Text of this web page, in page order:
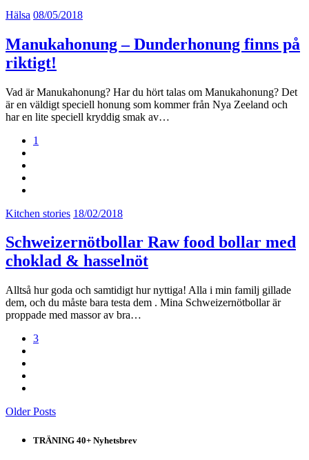
Hälsa 08/05/2018
Manukahonung – Dunderhonung finns på
riktigt!
Vad är Manukahonung? Har du hört talas om Manukahonung? Det
är en väldigt speciell honung som kommer från Nya Zeeland och
har en lite speciell kryddig smak av…
1
Kitchen stories 18/02/2018
Schweizernötbollar Raw food bollar med
choklad & hasselnöt
Alltså hur goda och samtidigt hur nyttiga! Alla i min familj gillade
dem, och du måste bara testa dem . Mina Schweizernötbollar är
proppade med massor av bra…
3
Older Posts
TRÄNING 40+ Nyhetsbrev